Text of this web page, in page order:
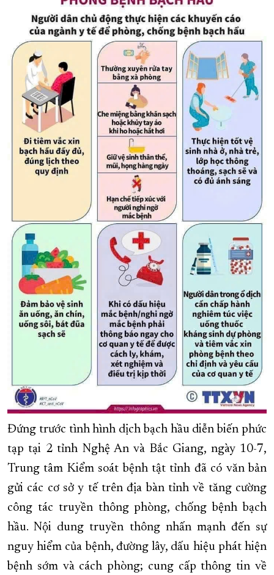
Đứng trước tình hình dịch bạch hầu diễn biến phức
tạp tại 2 tỉnh Nghệ An và Bắc Giang, ngày 10-7,
Trung tâm Kiểm soát bệnh tật tỉnh đã có văn bản
gửi các cơ sở y tế trên địa bàn tỉnh về tăng cường
công tác truyền thông phòng, chống bệnh bạch
hầu. Nội dung truyền thông nhấn mạnh đến sự
nguy hiểm của bệnh, đường lây, dấu hiệu phát hiện
bệnh sớm và cách phòng; cung cấp thông tin về